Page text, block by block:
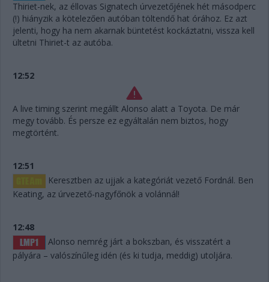
Thiriet-nek, az éllovas Signatech úrvezetőjének hét másodperc
(!) hiányzik a kötelezően autóban töltendő hat órához. Ez azt
jelenti, hogy ha nem akarnak büntetést kockáztatni, vissza kell
ültetni Thiriet-t az autóba.
12:52
A live timing szerint megállt Alonso alatt a Toyota. De már
megy tovább. És persze ez egyáltalán nem biztos, hogy
megtörtént.
12:51
Keresztben az ujjak a kategóriát vezető Fordnál. Ben
Keating, az úrvezető-nagyfőnök a volánnál!
12:48
Alonso nemrég járt a bokszban, és visszatért a
pályára – valószínűleg idén (és ki tudja, meddig) utoljára.